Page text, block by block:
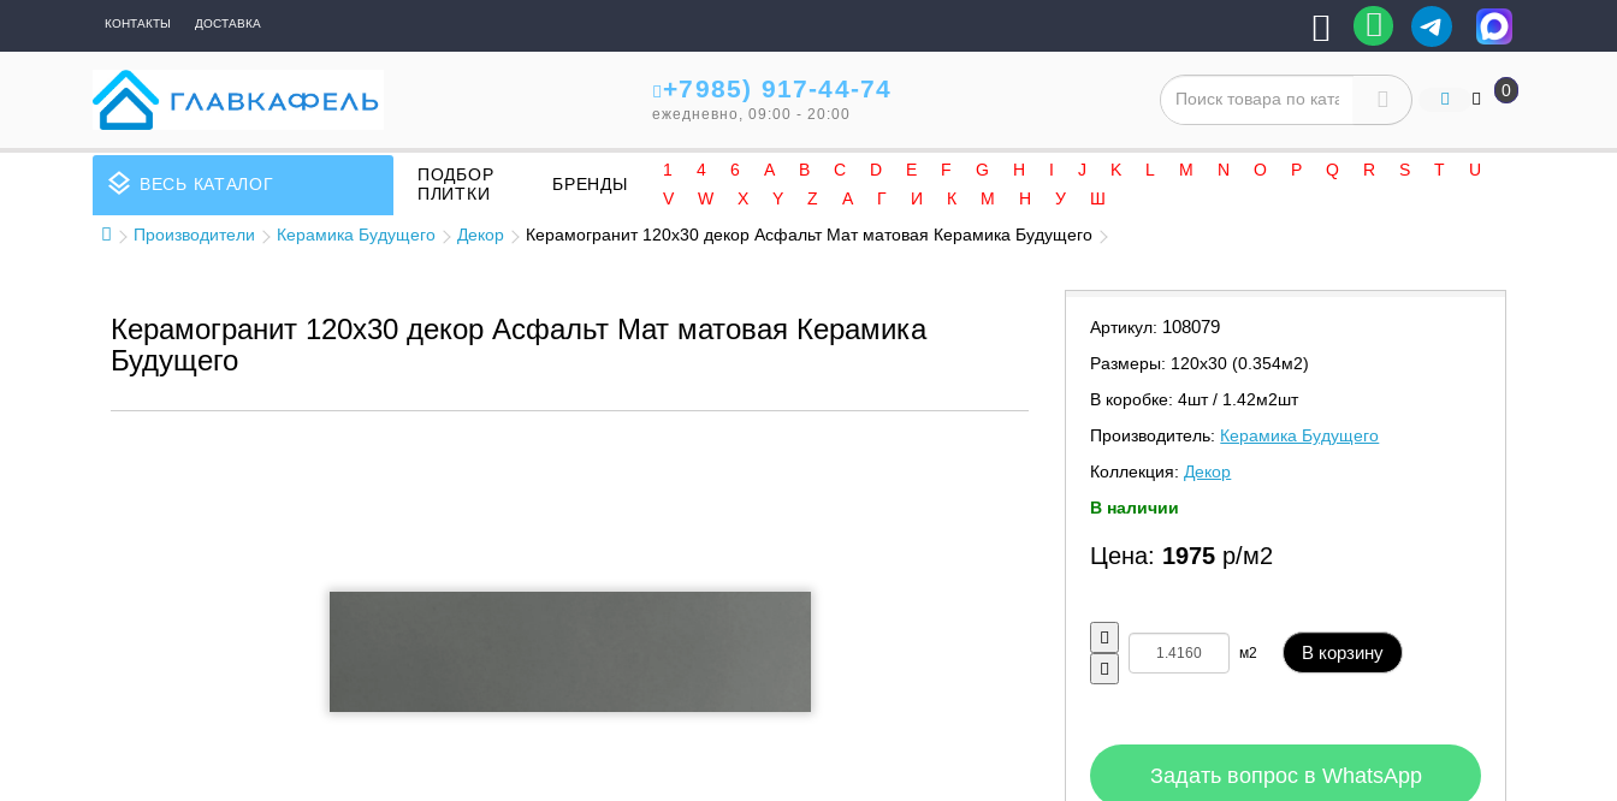
КОНТАКТЫ ДОСТАВКА
+7985) 917-44-74
ежедневно, 09:00 - 20:00
0
layers ВЕСЬ КАТАЛОГ
ПОДБОР
ПЛИТКИ
БРЕНДЫ
1 4 6 A B C D E F G H I J K L M N O P Q R S T
U
V
W X Y Z А Г И К М Н У
Ш
Производители
Керамика Будущего Декор Керамогранит 120x30 декор Асфальт Мат матовая Керамика Будущего
Керамогранит 120x30 декор Асфальт Мат матовая Керамика
Будущего
Артикул: 108079
Размеры: 120х30 (0.354м2)
В коробке: 4шт / 1.42м2шт
Производитель: Керамика Будущего
Коллекция: Декор
В наличии
Цена: 1975 р/м2
м2 В корзину
Задать вопрос в WhatsApp